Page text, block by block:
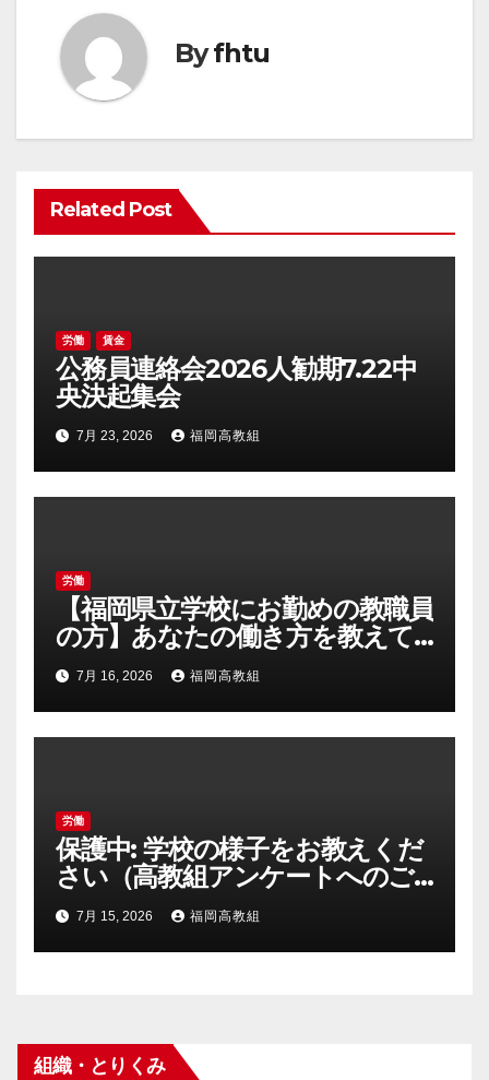
ビ
ゲ
ョ
ン
Byfhtu
Related Post
労働 賃金
公務員連絡会2026人勧期7.22中
央決起集会
7月 23, 2026 福岡高教組
労働
【福岡県立学校にお勤めの教職員
の方】あなたの働き方を教えて
ください（アンケートへのご協
力のお願い）
7月 16, 2026 福岡高教組
労働
保護中: 学校の様子をお教えくだ
さい（高教組アンケートへのご
協力）
7月 15, 2026 福岡高教組
組織・とりくみ